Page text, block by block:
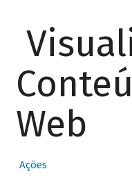
Web
Ações